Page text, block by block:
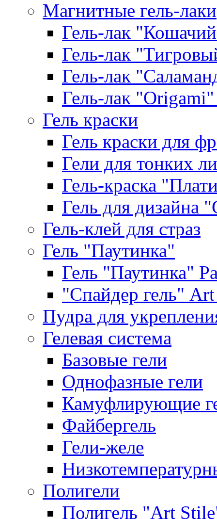
Магнитные гель-лаки
Гель-лак
Гель-лак
Гель-лак
Гель-лак
Гель краски
Гель краски для
Гели для тонких
Гель-краска
Гель для дизайна
Гель-клей для страз
Гель "Паутинка"
Гель "Паутинка"
"Спайдер гель"
Пудра для
Гелевая система
Базовые гели
Однофазные гели
Камуфлирующие
Файбергель
Гели-желе
Полигели
Полигель "Art